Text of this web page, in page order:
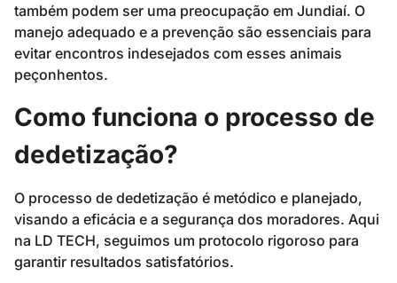
também podem ser uma preocupação em Jundiaí. O
manejo adequado e a prevenção são essenciais para
evitar encontros indesejados com esses animais
peçonhentos.
Como funciona o processo de
dedetização?
O processo de dedetização é metódico e planejado,
visando a eficácia e a segurança dos moradores. Aqui
na LD TECH, seguimos um protocolo rigoroso para
garantir resultados satisfatórios.